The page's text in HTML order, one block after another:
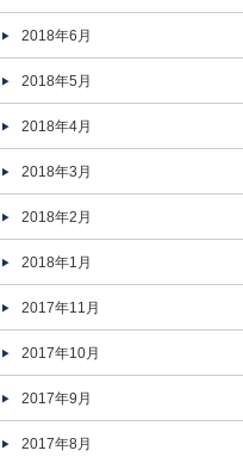
2018年6月
2018年5月
2018年4月
2018年3月
2018年2月
2018年1月
2017年11月
2017年10月
2017年9月
2017年8月